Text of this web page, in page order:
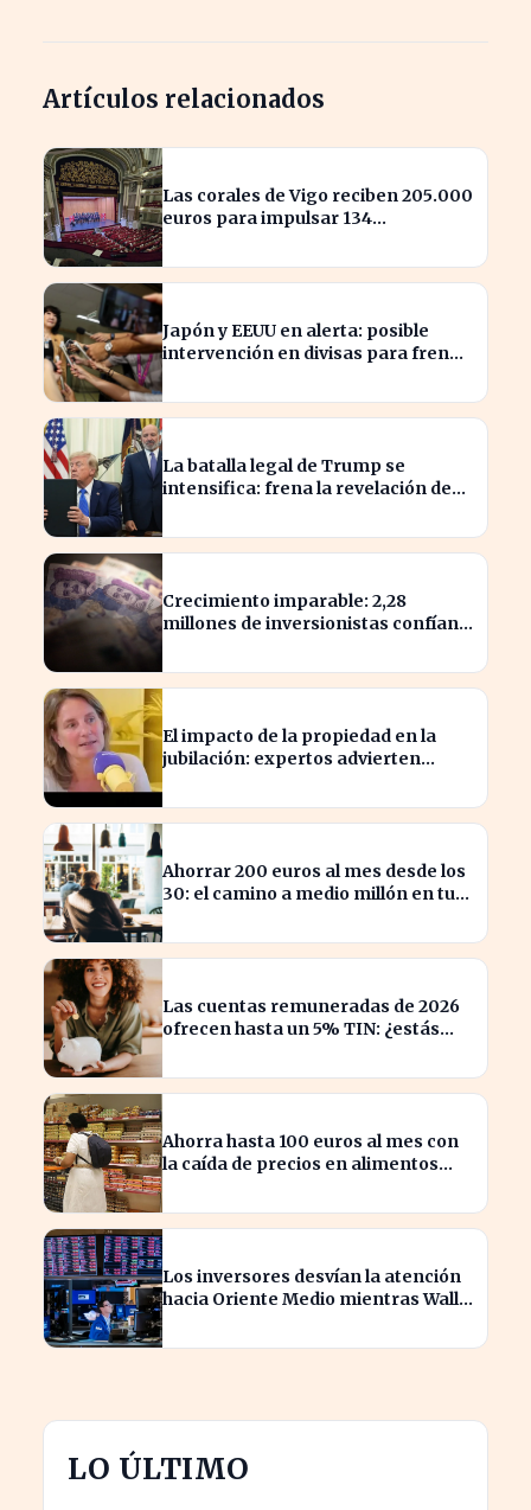
Artículos relacionados
Las corales de Vigo reciben 205.000
euros para impulsar 134
Japón y EEUU en alerta: posible
intervención en divisas para frenar
La batalla legal de Trump se
intensifica: frena la revelación de
Crecimiento imparable: 2,28
millones de inversionistas confían
billones
El impacto de la propiedad en la
jubilación: expertos advierten
Ahorrar 200 euros al mes desde los
30: el camino a medio millón en tu
Las cuentas remuneradas de 2026
ofrecen hasta un 5% TIN: ¿estás
Ahorra hasta 100 euros al mes con
la caída de precios en alimentos
Los inversores desvían la atención
hacia Oriente Medio mientras Wall
LO ÚLTIMO